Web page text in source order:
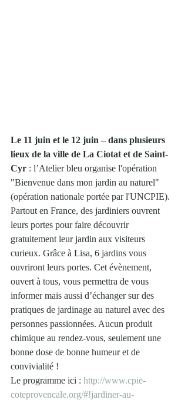
Le 11 juin et le 12 juin – dans plusieurs
lieux de la ville de La Ciotat et de Saint-
Cyr : l’Atelier bleu organise l'opération
"Bienvenue dans mon jardin au naturel"
(opération nationale portée par l'UNCPIE).
Partout en France, des jardiniers ouvrent
leurs portes pour faire découvrir
gratuitement leur jardin aux visiteurs
curieux. Grâce à Lisa, 6 jardins vous
ouvriront leurs portes. Cet évènement,
ouvert à tous, vous permettra de vous
informer mais aussi d’échanger sur des
pratiques de jardinage au naturel avec des
personnes passionnées. Aucun produit
chimique au rendez-vous, seulement une
bonne dose de bonne humeur et de
convivialité !
Le programme ici : http://www.cpie-
coteprovencale.org/#!jardiner-au-